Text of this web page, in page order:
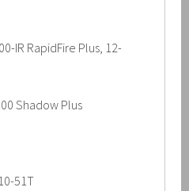
IR RapidFire Plus, 12-
Shadow Plus
51T